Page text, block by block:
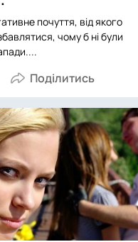
почуття, від якого
чому б ні були